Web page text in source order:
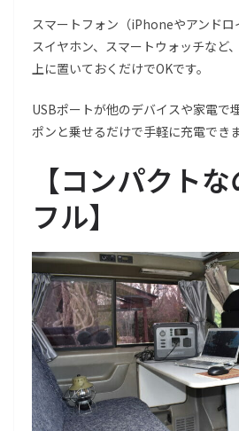
スマートフォン（iPhoneやアンドロ
スイヤホン、スマートウォッチなど
上に置いておくだけでOKです。
USBポートが他のデバイスや家電で
ポンと乗せるだけで手軽に充電できま
【コンパクト
フル】